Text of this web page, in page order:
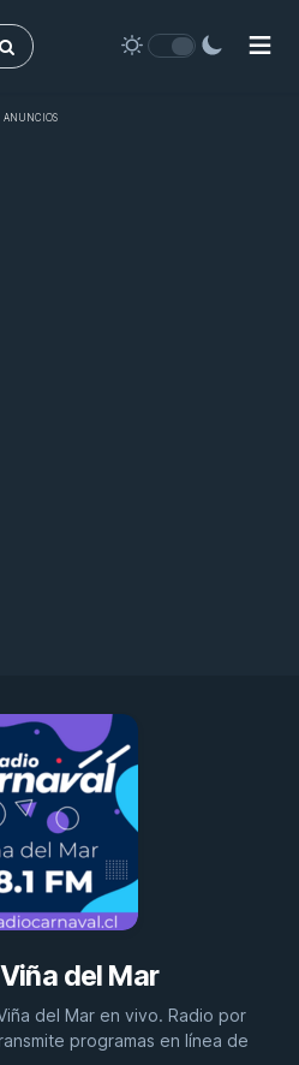
ANUNCIOS
del Mar
del Mar en vivo. Radio por
programas en línea de